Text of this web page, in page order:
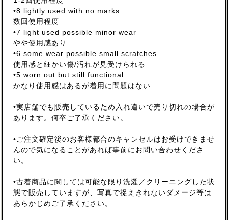
•8 lightly used with no marks
数回使用程度
•7 light used possible minor wear
やや使用感あり
•6 some wear possible small scratches
使用感と細かい傷/汚れが見受けられる
•5 worn out but still functional
かなり使用感はあるが着用に問題はない
•実店舗でも販売しているため入れ違いで売り切れの場合が
あります。何卒ご了承ください。
•ご注文確定後のお客様都合のキャンセルはお受けできませ
んので気になることがあれば事前にお問い合わせくださ
い。
•古着商品に関しては可能な限り洗濯／クリーニングした状
態で販売していますが、写真で捉えきれないダメージ等は
あらかじめご了承ください。